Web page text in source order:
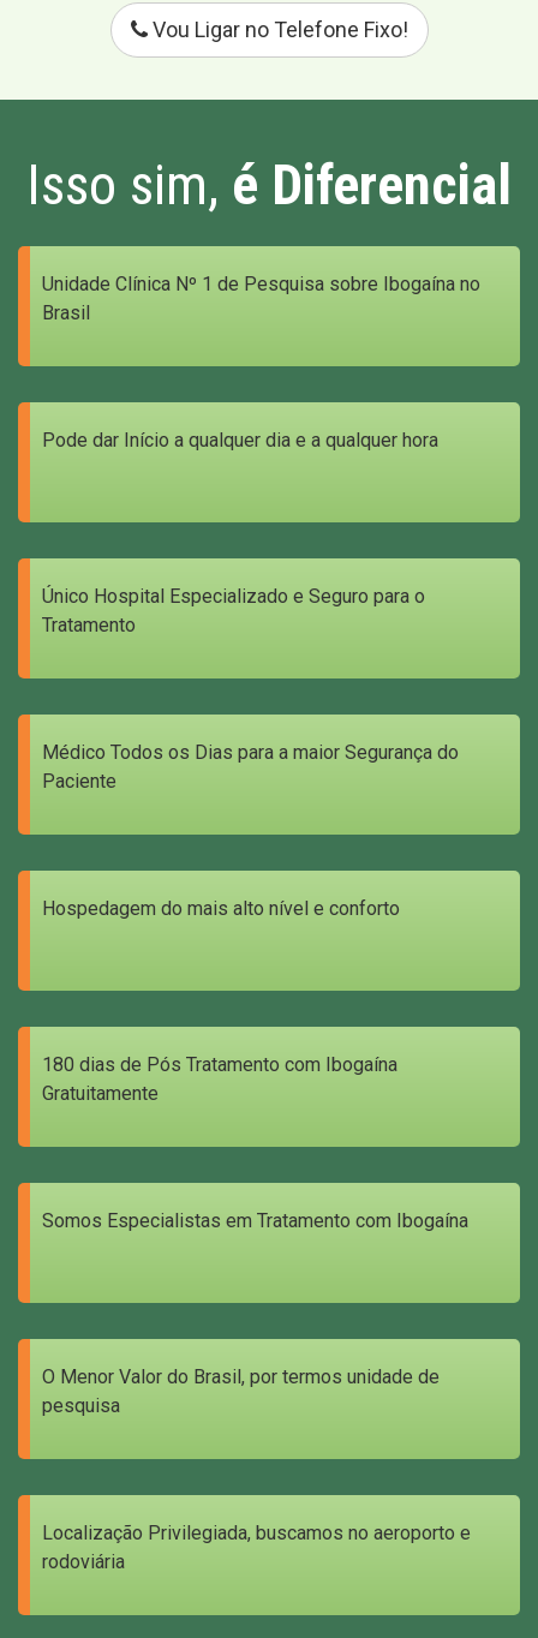
Vou Ligar no Telefone Fixo!
Isso sim, é Diferencial
Unidade Clínica Nº 1 de Pesquisa sobre Ibogaína no
Brasil
Pode dar Início a qualquer dia e a qualquer hora
Único Hospital Especializado e Seguro para o
Tratamento
Médico Todos os Dias para a maior Segurança do
Paciente
Hospedagem do mais alto nível e conforto
180 dias de Pós Tratamento com Ibogaína
Gratuitamente
Somos Especialistas em Tratamento com Ibogaína
O Menor Valor do Brasil, por termos unidade de
pesquisa
Localização Privilegiada, buscamos no aeroporto e
rodoviária